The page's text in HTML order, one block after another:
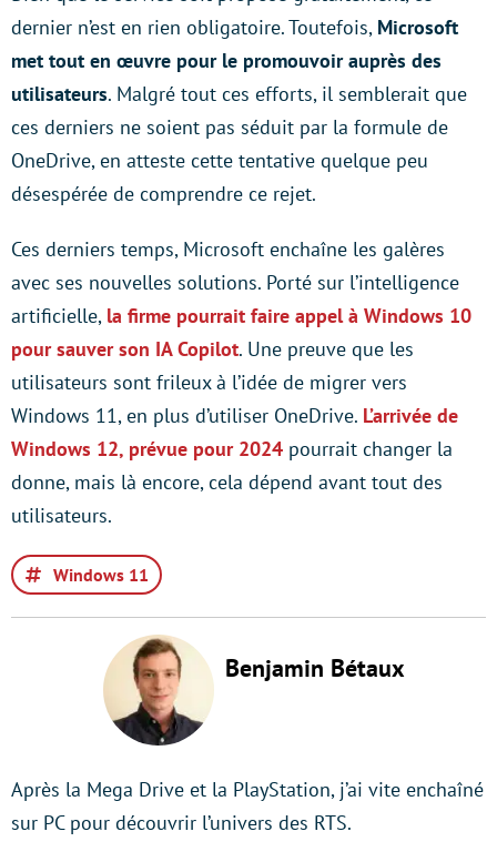
dernier n’est en rien obligatoire. Toutefois, Microsoft
met tout en œuvre pour le promouvoir auprès des
utilisateurs. Malgré tout ces efforts, il semblerait que
ces derniers ne soient pas séduit par la formule de
OneDrive, en atteste cette tentative quelque peu
désespérée de comprendre ce rejet.
Ces derniers temps, Microsoft enchaîne les galères
avec ses nouvelles solutions. Porté sur l’intelligence
artificielle, la firme pourrait faire appel à Windows 10
pour sauver son IA Copilot. Une preuve que les
utilisateurs sont frileux à l’idée de migrer vers
Windows 11, en plus d’utiliser OneDrive. L’arrivée de
Windows 12, prévue pour 2024 pourrait changer la
donne, mais là encore, cela dépend avant tout des
utilisateurs.
Windows 11
Benjamin Bétaux
Après la Mega Drive et la PlayStation, j’ai vite enchaîné
sur PC pour découvrir l’univers des RTS.